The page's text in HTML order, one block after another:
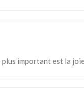
important est la